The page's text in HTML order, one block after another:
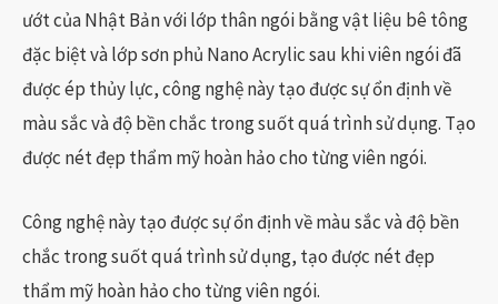
ướt của Nhật Bản với lớp thân ngói bằng vật liệu bê tông
đặc biệt và lớp sơn phủ Nano Acrylic sau khi viên ngói đã
được ép thủy lực, công nghệ này tạo được sự ổn định về
màu sắc và độ bền chắc trong suốt quá trình sử dụng. Tạo
được nét đẹp thẩm mỹ hoàn hảo cho từng viên ngói.
Công nghệ này tạo được sự ổn định về màu sắc và độ bền
chắc trong suốt quá trình sử dụng, tạo được nét đẹp
thẩm mỹ hoàn hảo cho từng viên ngói.